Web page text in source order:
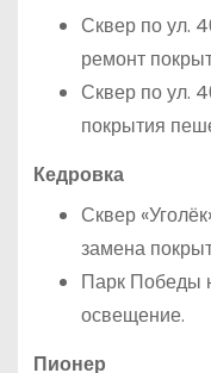
Сквер по ул.
ремонт
Сквер по ул.
покрытия
Кедровка
Сквер
замена
Парк Победы
освещение.
Пионер